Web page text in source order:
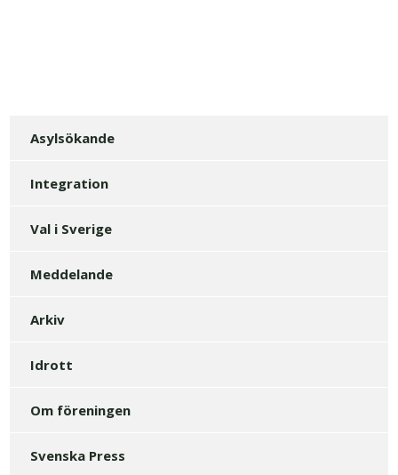
Asylsökande
Integration
Val i Sverige
Meddelande
Arkiv
Idrott
Om föreningen
Svenska Press